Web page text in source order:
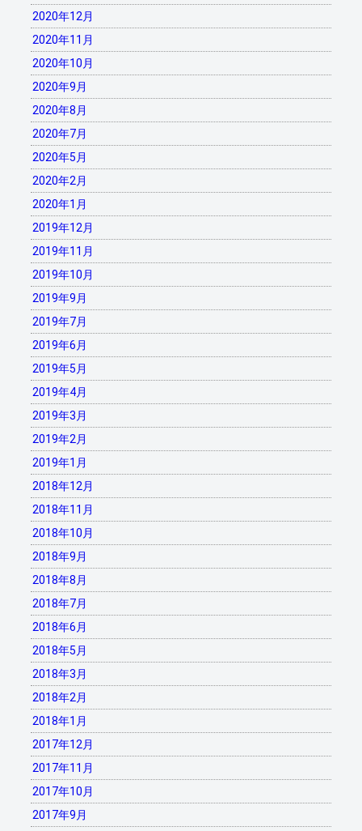
2020年12月
2020年11月
2020年10月
2020年9月
2020年8月
2020年7月
2020年5月
2020年2月
2020年1月
2019年12月
2019年11月
2019年10月
2019年9月
2019年7月
2019年6月
2019年5月
2019年4月
2019年3月
2019年2月
2019年1月
2018年12月
2018年11月
2018年10月
2018年9月
2018年8月
2018年7月
2018年6月
2018年5月
2018年3月
2018年2月
2018年1月
2017年12月
2017年11月
2017年10月
2017年9月